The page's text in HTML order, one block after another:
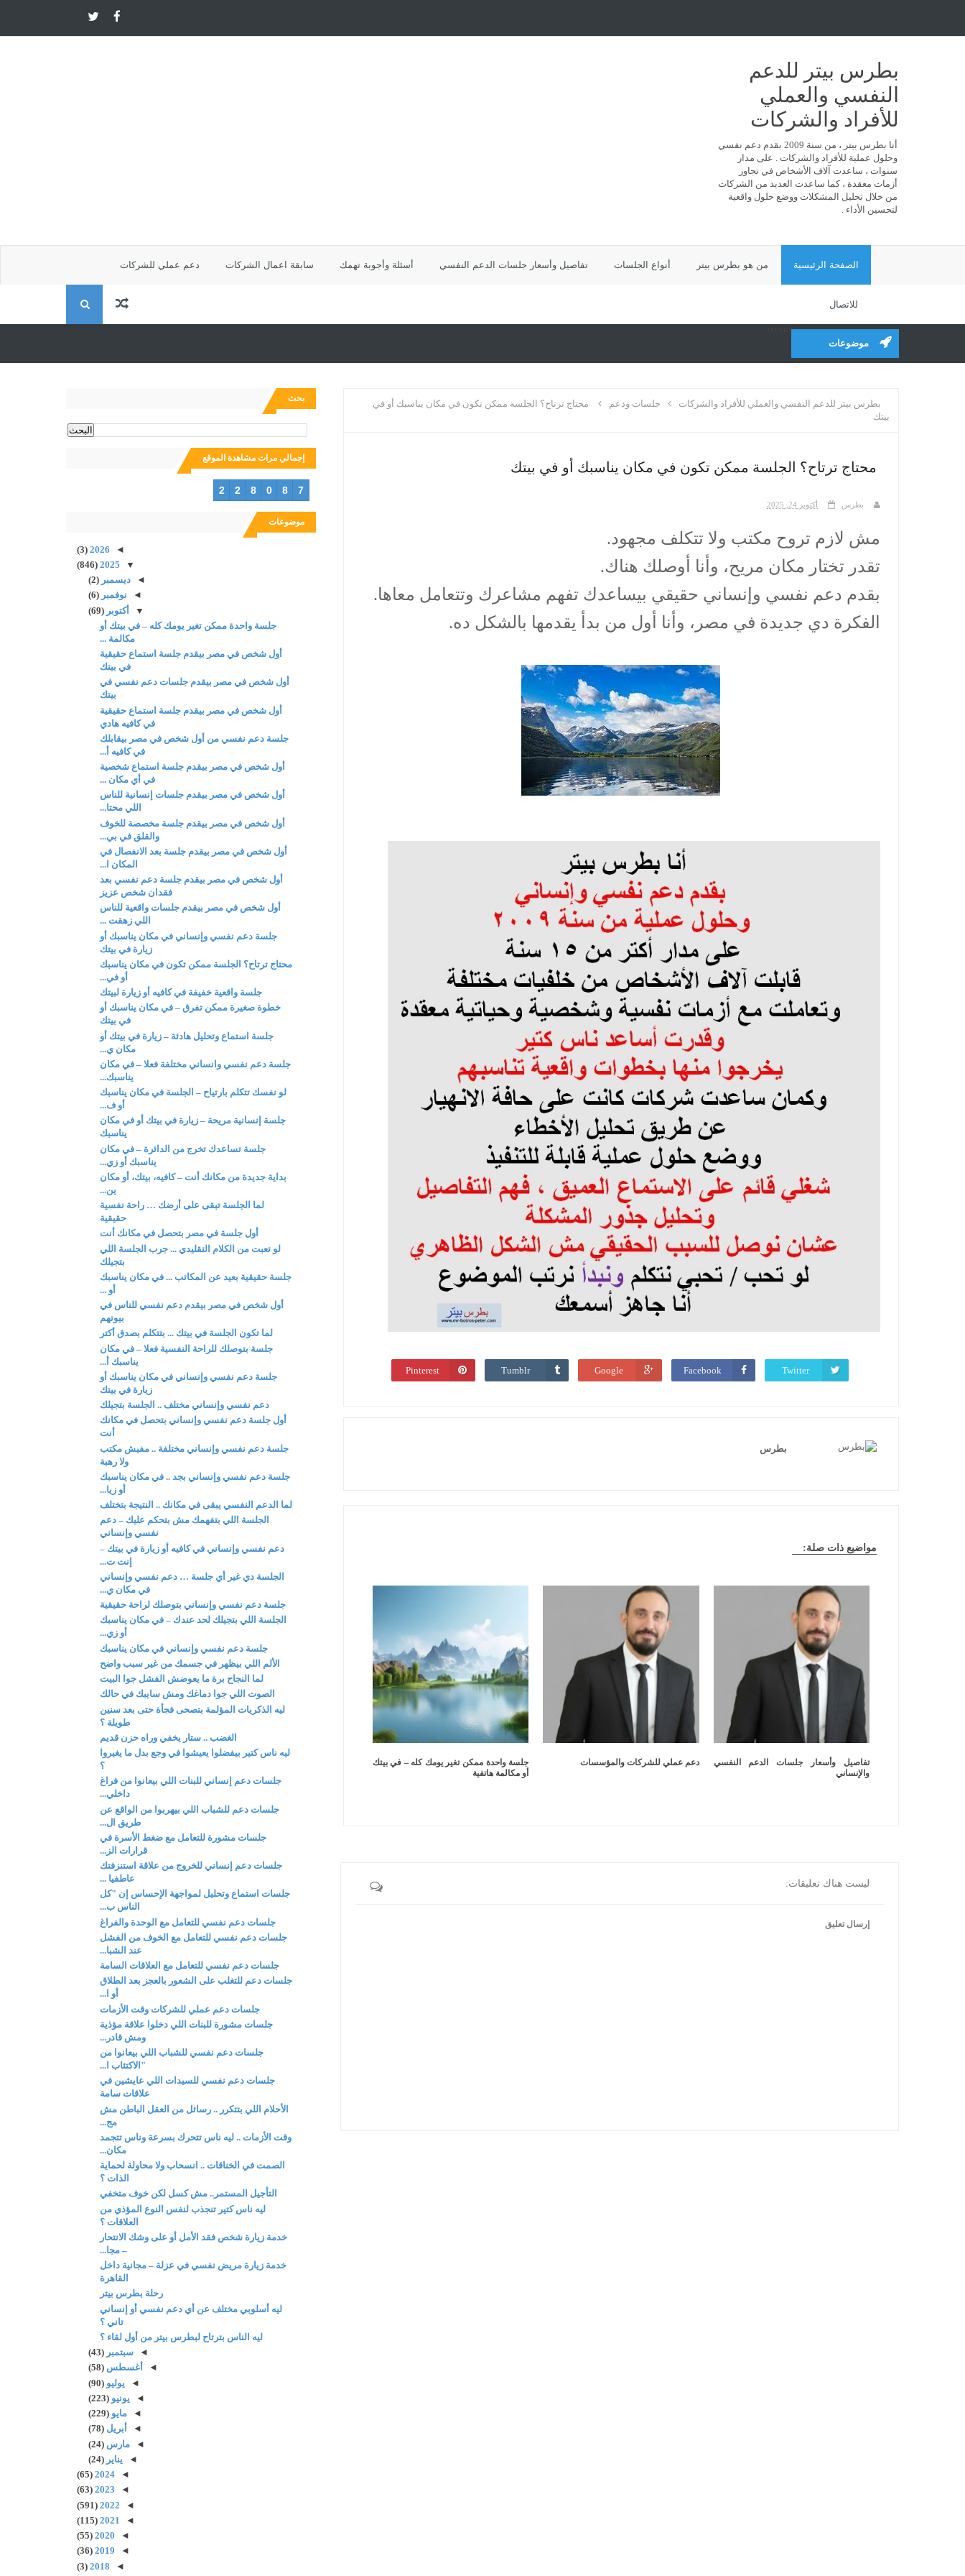
بطرس بيتر للدعم
النفسي والعملي
للأفراد والشركات
أنا بطرس بيتر ، من سنة 2009 بقدم دعم نفسي
وحلول عملية للأفراد والشركات . على مدار
سنوات ، ساعدت آلاف الأشخاص في تجاوز
أزمات معقدة ، كما ساعدت العديد من الشركات
من خلال تحليل المشكلات ووضع حلول واقعية
لتحسين الأداء .
الصفحة الرئيسية من هو بطرس بيتر أنواع الجلسات تفاصيل وأسعار جلسات الدعم النفسي أسئلة وأجوبة تهمك سابقة اعمال الشركات دعم عملي للشركات
للاتصال ا
ح
موضوعات
بطرس بيتر للدعم النفسي والعملي للأفراد والشركات جلسات ودعم
محتاج ترتاح؟ الجلسة ممكن تكون في مكان يناسبك أو في
بيتك
محتاج ترتاح؟ الجلسة ممكن تكون في مكان يناسبك أو في بيتك
بطرس أكتوبر 24, 2025
مش لازم تروح مكتب ولا تتكلف مجهود.
تقدر تختار مكان مريح، وأنا أوصلك هناك.
بقدم دعم نفسي وإنساني حقيقي بيساعدك تفهم مشاعرك وتتعامل معاها.
الفكرة دي جديدة في مصر، وأنا أول من بدأ يقدمها بالشكل ده.
Twitter
Facebook
Google
Tumblr
Pinterest
بطرس
مواضيع ذات صلة:
تفاصيل وأسعار جلسات الدعم النفسي
والإنساني
دعم عملي للشركات والمؤسسات
جلسة واحدة ممكن تغير يومك كله – في بيتك
أو مكالمة هاتفية
ليست هناك تعليقات:
إرسال تعليق
بحث
إجمالي مرات مشاهدة الموقع
2 2 8 0 8 7
موضوعات
◄
2026
(3)
▼
2025
(846)
◄ديسمبر(2)
◄ نوفمبر(6)
▼أكتوبر(69)
جلسة واحدة ممكن تغير يومك كله – في بيتك أو
مكالمة ...
أول شخص في مصر بيقدم جلسة استماع حقيقية
في بيتك
أول شخص في مصر بيقدم جلسات دعم نفسي في
بيتك
أول شخص في مصر بيقدم جلسة استماع حقيقية
في كافيه هادي
جلسة دعم نفسي من أول شخص في مصر بيقابلك
في كافيه أ...
أول شخص في مصر بيقدم جلسة استماع شخصية
في أي مكان ...
أول شخص في مصر بيقدم جلسات إنسانية للناس
اللي محتا...
أول شخص في مصر بيقدم جلسة مخصصة للخوف
والقلق في بي...
أول شخص في مصر بيقدم جلسة بعد الانفصال في
المكان ا...
أول شخص في مصر بيقدم جلسة دعم نفسي بعد
فقدان شخص عزيز
أول شخص في مصر بيقدم جلسات واقعية للناس
اللي زهقت ...
جلسة دعم نفسي وإنساني في مكان يناسبك أو
زيارة في بيتك
محتاج ترتاح؟ الجلسة ممكن تكون في مكان يناسبك
أو في...
جلسة واقعية خفيفة في كافيه أو زيارة لبيتك
خطوة صغيرة ممكن تفرق – في مكان يناسبك أو
في بيتك
جلسة استماع وتحليل هادئة – زيارة في بيتك أو
مكان ي...
جلسة دعم نفسي وانساني مختلفة فعلا – في مكان
يناسبك...
لو نفسك تتكلم بارتياح – الجلسة في مكان يناسبك
أو ف...
جلسة إنسانية مريحة – زيارة في بيتك أو في مكان
يناسبك
جلسة تساعدك تخرج من الدائرة – في مكان
يناسبك أو زي...
بداية جديدة من مكانك أنت – كافيه، بيتك، أو مكان
ين...
لما الجلسة تبقى على أرضك … راحة نفسية
حقيقية
أول جلسة في مصر بتحصل في مكانك أنت
لو تعبت من الكلام التقليدي ... جرب الجلسة اللي
بتجيلك
جلسة حقيقية بعيد عن المكاتب ... في مكان يناسبك
أو ...
أول شخص في مصر بيقدم دعم نفسي للناس في
بيوتهم
لما تكون الجلسة في بيتك ... بتتكلم بصدق أكتر
جلسة بتوصلك للراحة النفسية فعلا – في مكان
يناسبك أ...
جلسة دعم نفسي وإنساني في مكان يناسبك أو
زيارة في بيتك
دعم نفسي وإنساني مختلف .. الجلسة بتجيلك
أول جلسة دعم نفسي وإنساني بتحصل في مكانك
أنت
جلسة دعم نفسي وإنساني مختلفة .. مفيش مكتب
ولا رهبة
جلسة دعم نفسي وإنساني بجد .. في مكان يناسبك
أو زيا...
لما الدعم النفسي يبقى في مكانك .. النتيجة بتختلف
الجلسة اللي بتفهمك مش بتحكم عليك – دعم
نفسي وإنساني
دعم نفسي وإنساني في كافيه أو زيارة في بيتك –
إنت ت...
الجلسة دي غير أي جلسة … دعم نفسي وإنساني
في مكان ي...
جلسة دعم نفسي وإنساني بتوصلك لراحة حقيقية
الجلسة اللي بتجيلك لحد عندك – في مكان يناسبك
أو زي...
جلسة دعم نفسي وإنساني في مكان يناسبك
الألم اللي بيظهر في جسمك من غير سبب واضح
لما النجاح برة ما يعوضش الفشل جوا البيت
الصوت اللي جوا دماغك ومش سايبك في حالك
ليه الذكريات المؤلمة بتصحى فجأة حتى بعد سنين
طويلة ؟
الغضب .. ستار يخفي وراه حزن قديم
ليه ناس كتير بيفضلوا يعيشوا في وجع بدل ما يغيروا
؟
جلسات دعم إنساني للبنات اللي بيعانوا من فراغ
داخلي...
جلسات دعم للشباب اللي بيهربوا من الواقع عن
طريق ال...
جلسات مشورة للتعامل مع ضغط الأسرة في
قرارات الز...
جلسات دعم إنساني للخروج من علاقة استنزفتك
عاطفيا ...
جلسات استماع وتحليل لمواجهة الإحساس إن "كل
الناس ب...
جلسات دعم نفسي للتعامل مع الوحدة والفراغ
جلسات دعم نفسي للتعامل مع الخوف من الفشل
عند الشبا...
جلسات دعم نفسي للتعامل مع العلاقات السامة
جلسات دعم للتغلب على الشعور بالعجز بعد الطلاق
أو ا...
جلسات دعم عملي للشركات وقت الأزمات
جلسات مشورة للبنات اللي دخلوا علاقة مؤذية
ومش قادر...
جلسات دعم نفسي للشباب اللي بيعانوا من
"الاكتئاب ا...
جلسات دعم نفسي للسيدات اللي عايشين في
علاقات سامة
الأحلام اللي بتتكرر .. رسائل من العقل الباطن مش
مج...
وقت الأزمات .. ليه ناس تتحرك بسرعة وناس تتجمد
مكان...
الصمت في الخناقات .. انسحاب ولا محاولة لحماية
الذات ؟
التأجيل المستمر.. مش كسل لكن خوف متخفي
ليه ناس كتير تنجذب لنفس النوع المؤذي من
العلاقات ؟
خدمة زيارة شخص فقد الأمل أو على وشك الانتحار
– مجا...
خدمة زيارة مريض نفسي في عزلة – مجانية داخل
القاهرة
رحلة بطرس بيتر
ليه أسلوبي مختلف عن أي دعم نفسي أو إنساني
تاني ؟
ليه الناس بترتاح لبطرس بيتر من أول لقاء ؟
◄سبتمبر(43)
◄
أغسطس(58)
◄ يوليو(90)
◄ يونيو(223)
◄مايو(229)
◄
أبريل(78)
◄مارس(24)
◄ يناير(24)
◄
2024
(65)
◄
2023
(63)
◄
2022
(591)
◄
2021
(115)
◄
2020
(55)
◄
2019
(36)
◄
2018
(3)